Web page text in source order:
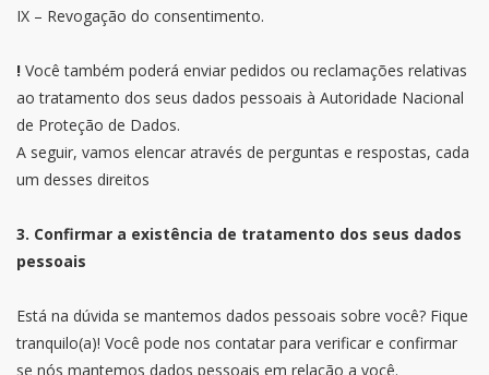
IX – Revogação do consentimento.
! Você também poderá enviar pedidos ou reclamações relativas
ao tratamento dos seus dados pessoais à Autoridade Nacional
de Proteção de Dados.
A seguir, vamos elencar através de perguntas e respostas, cada
um desses direitos
3. Confirmar a existência de tratamento dos seus dados
pessoais
Está na dúvida se mantemos dados pessoais sobre você? Fique
tranquilo(a)! Você pode nos contatar para verificar e confirmar
se nós mantemos dados pessoais em relação a você.